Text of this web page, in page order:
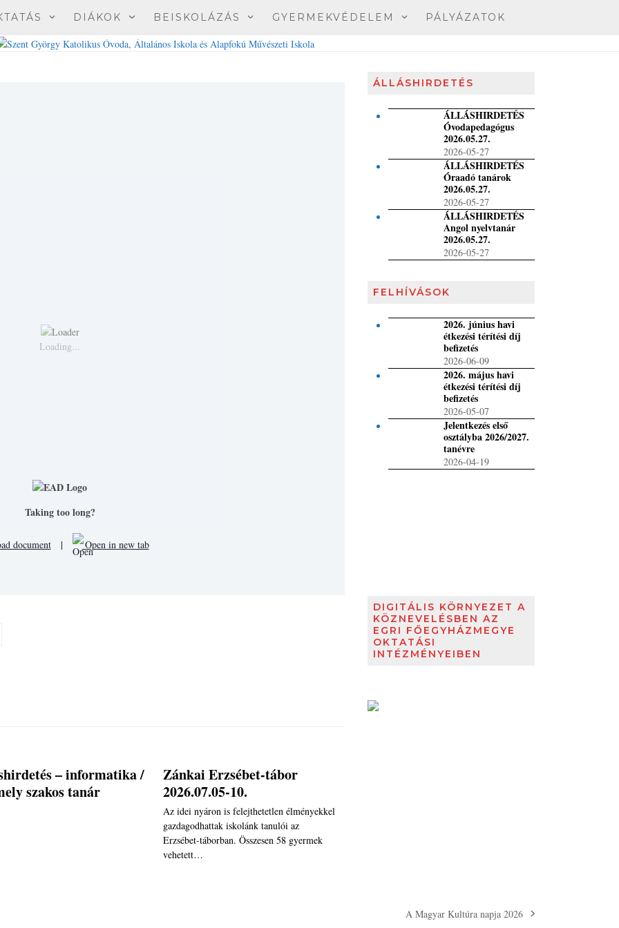
DIÁKOK BEISKOLÁZÁS GYERMEKVÉDELEM PÁLYÁZATOK
Loading...
Taking too long?
document | Open in new tab
– informatika /
szakos tanár
Zánkai Erzsébet-tábor
2026.07.05-10.
Az idei nyáron is felejthetetlen élményekkel
gazdagodhattak iskolánk tanulói az
Erzsébet-táborban. Összesen 58 gyermek
vehetett…
ÁLLÁSHIRDETÉS
ÁLLÁSHIRDETÉS
Óvodapedagógus
2026.05.27.
2026-05-27
ÁLLÁSHIRDETÉS
Óraadó tanárok
2026.05.27.
2026-05-27
ÁLLÁSHIRDETÉS
Angol nyelvtanár
2026.05.27.
2026-05-27
FELHÍVÁSOK
2026. június havi
étkezési térítési díj
befizetés
2026-06-09
2026. május havi
étkezési térítési díj
befizetés
2026-05-07
Jelentkezés első
osztályba 2026/2027.
tanévre
2026-04-19
DIGITÁLIS KÖRNYEZET A
KÖZNEVELÉSBEN AZ
EGRI FŐEGYHÁZMEGYE
OKTATÁSI
INTÉZMÉNYEIBEN
next
A Magyar Kultúra napja 2026